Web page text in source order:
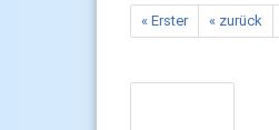
« Erster « zurück